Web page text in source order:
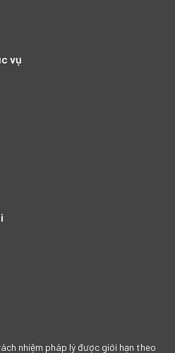
vụ
nhiệm pháp lý được giới hạn theo